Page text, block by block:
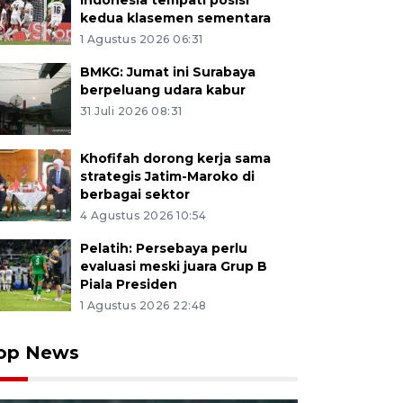
kedua klasemen sementara
1 Agustus 2026 06:31
BMKG: Jumat ini Surabaya
berpeluang udara kabur
31 Juli 2026 08:31
Khofifah dorong kerja sama
strategis Jatim-Maroko di
berbagai sektor
4 Agustus 2026 10:54
Pelatih: Persebaya perlu
evaluasi meski juara Grup B
Piala Presiden
1 Agustus 2026 22:48
News